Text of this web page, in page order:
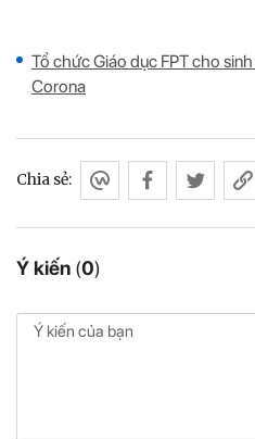
Tổ chức Giáo dục FPT cho
Corona
Ý kiến (0)
Chia sẻ: